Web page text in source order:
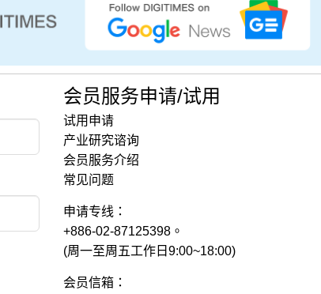
会员服务申请/试用
试用申请
产业研究谘询
会员服务介绍
常见问题
申请专线：
+886-02-87125398。
(周一至周五工作日9:00~18:00)
会员信箱：